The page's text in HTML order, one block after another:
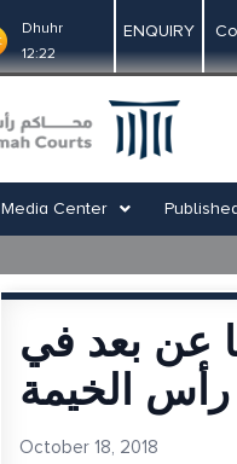
Dhuhr
12:22
ENQUIRY
Media Center
عن بعد في
الخيمة
October 18, 2018